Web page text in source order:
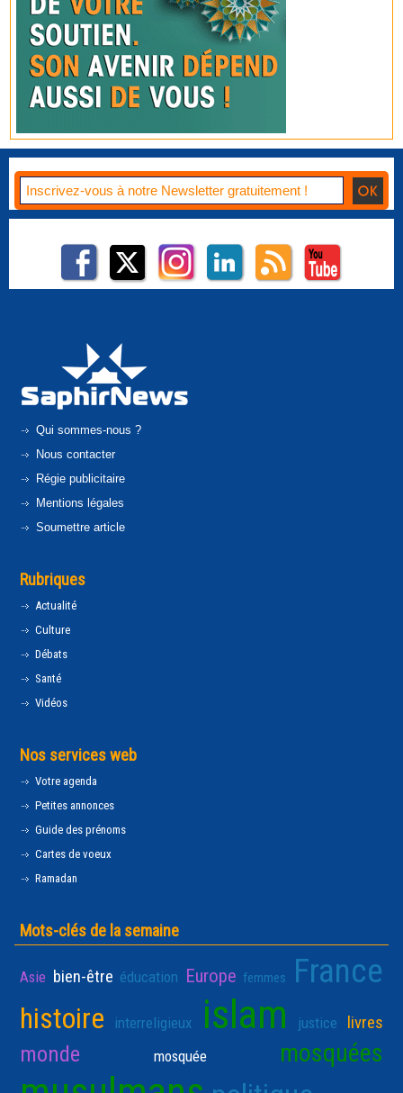
Qui sommes-nous ?
Nous contacter
Régie publicitaire
Mentions légales
Soumettre article
Rubriques
Actualité
Culture
Débats
Santé
Vidéos
Nos services web
Votre agenda
Petites annonces
Guide des prénoms
Cartes de voeux
Ramadan
Mots-clés de la semaine
Asie bien-être éducation Europe femmes France
histoire interreligieux islam justice livres
monde mosquée mosquées